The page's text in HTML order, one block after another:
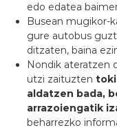
edo edatea
Busean mugikor-
gure autobus
ditzaten, baina
Nondik ateratzen
utzi zaituzten toki
aldatzen bada,
arrazoiengatik
beharrezko